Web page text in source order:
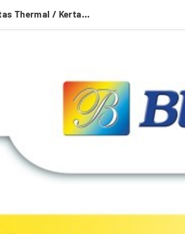
Kertas Thermal / Kertas Kasir / Kertas Struk BLUEPRINT 80mmx80mm